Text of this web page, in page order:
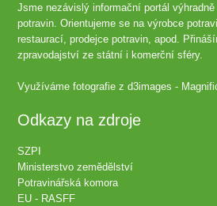
Jsme nezávislý informační portál
potravin. Orientujeme se na výrobce
restaurací, prodejce potravin, apod.
zpravodajství ze státní i komerční sféry.
Využíváme fotografie zd3images -
Odkazy na zdroje
SZPI
Ministerstvo zemědělství
Potravinářská komora
EU - RASFF